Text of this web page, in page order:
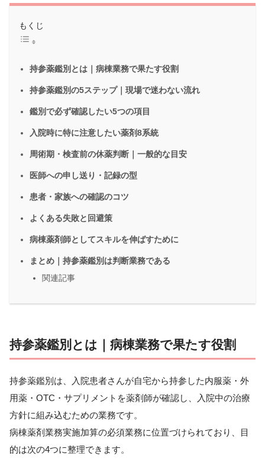
もくじ
持参薬鑑別とは｜病棟業務で果たす役割
持参薬鑑別の5ステップ｜現場で迷わない流れ
鑑別で必ず確認したい5つの項目
入院時に特に注意したい薬剤8系統
周術期・検査前の休薬判断｜一般的な目安
医師への申し送り・記録の型
患者・家族への確認のコツ
よくある失敗と回避策
病棟薬剤師としてスキルを伸ばすために
まとめ｜持参薬鑑別は判断業務である
関連記事
持参薬鑑別とは｜病棟業務で果たす役割
持参薬鑑別は、入院患者さんが自宅から持参した内服薬・外
用薬・OTC・サプリメントを薬剤師が確認し、入院中の治療
方針に組み込むための業務です。
病棟薬剤業務実施加算の必須業務に位置づけられており、目
的は次の4つに整理できます。